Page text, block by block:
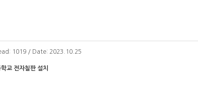
1019 / Date: 2023.10.25
교 전자칠판 설치